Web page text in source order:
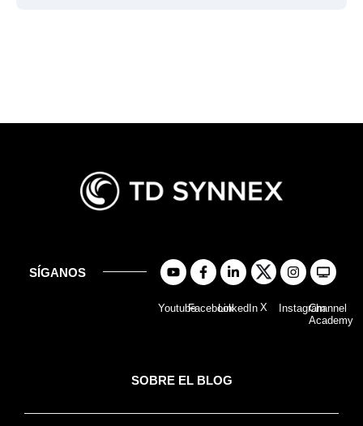
SÍGANOS
YoutubeFacebookLinkedIn X InstagramChannel
Academy
SOBRE EL BLOG